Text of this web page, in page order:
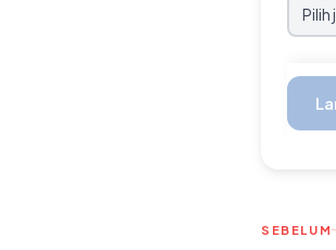
SEBELUM